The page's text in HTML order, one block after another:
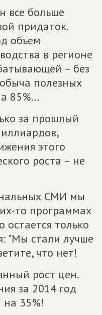
все больше
придаток.
объем
в регионе
– без
полезных
85%...
за прошлый
этого
роста – не
СМИ мы
то программах
остается только
"Мы стали лучше
что нет!
рост цен.
за 2014 год
на 35%!